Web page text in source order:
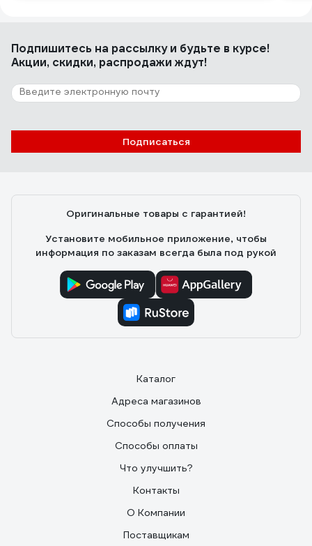
Подпишитесь на рассылкуи будьте в курсе!
Акции, скидки, распродажи ждут!
Подписаться
Оригинальные товары с гарантией!
Установите мобильное приложение, чтобы
информация по заказам всегда была под рукой
Каталог
Адреса магазинов
Способы получения
Способы оплаты
Что улучшить?
Контакты
О Компании
Поставщикам